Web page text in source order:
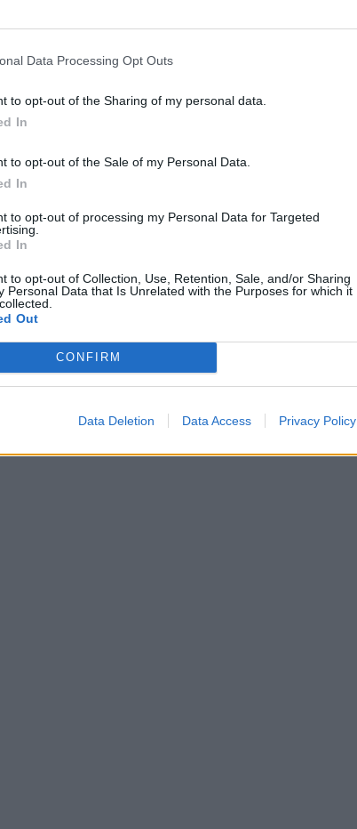
Data Processing Opt Outs
to opt-out of the Sharing of my personal data.
In
to opt-out of the Sale of my Personal Data.
In
to opt-out of processing my Personal Data for Targeted
In
to opt-out of Collection, Use, Retention, Sale, and/or Sharing
Personal Data that Is Unrelated with the Purposes for which it
Out
CONFIRM
Data Deletion Data Access Privacy Policy
az alábbi cikkünkben foglalkoztunk: